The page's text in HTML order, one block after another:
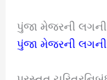
પુંજા મેજરની લગની
પુંજા મેજરની લગની